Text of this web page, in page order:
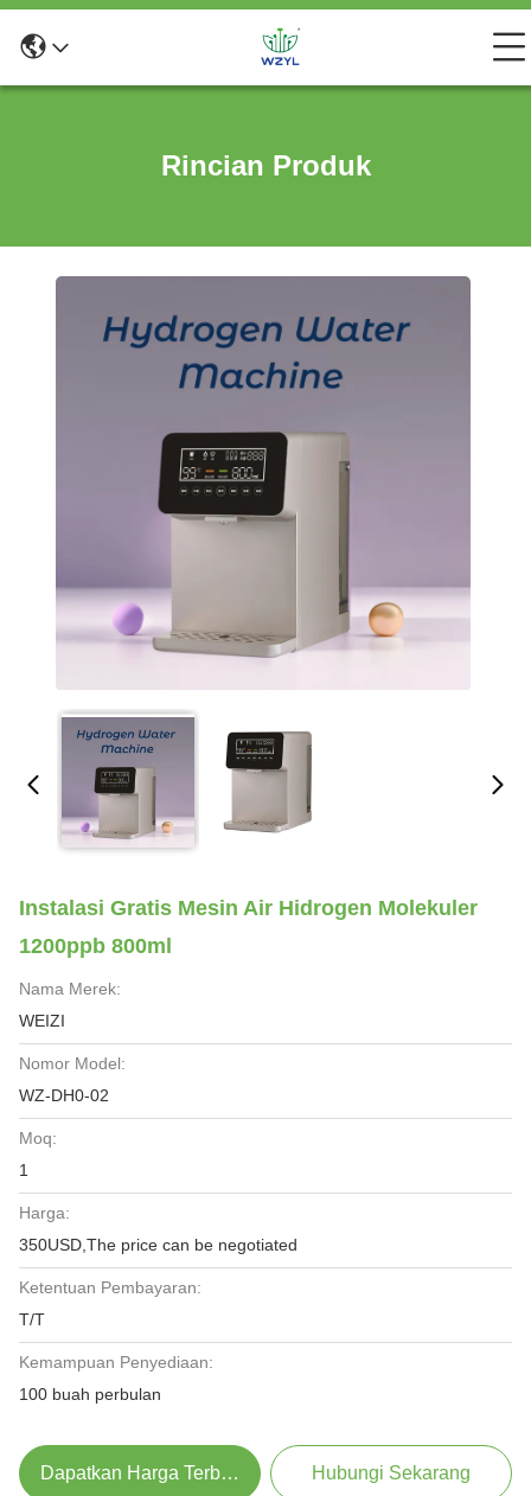
Rincian Produk
Instalasi Gratis Mesin Air Hidrogen Molekuler
1200ppb 800ml
Nama Merek:
WEIZI
Nomor Model:
WZ-DH0-02
Moq:
1
Harga:
350USD,The price can be negotiated
Ketentuan Pembayaran:
T/T
Kemampuan Penyediaan:
100 buah perbulan
Dapatkan Harga Terbaik Hubungi Sekarang